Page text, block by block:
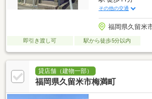
その他の交通
福岡県久留米
即引き渡し可 駅から徒歩5分以内
貸店舗（建物一部）
福岡県久留米市梅満町